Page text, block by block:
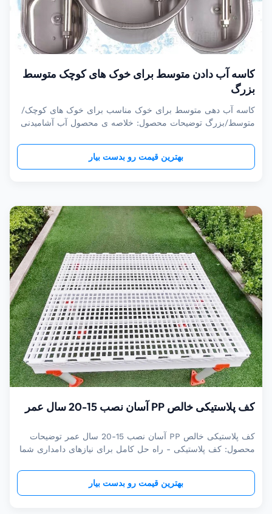
کاسه آب دادن متوسط برای خوک های کوچک متوسط
بزرگ
کاسه آب دهی متوسط برای خوک مناسب برای خوک های کوچک/
متوسط/بزرگ توضیحات محصول: خلاصه ی محصول آب آشامیدنی
است ساخته شده از فولاد ضد زنگ با کیفیت بالااین کاسه آب دادن
خود طراحی شده برای ارائه یک راه حل قابل اعتماد و پایدار برای
بهترین قیمت رو بدست بیار
کف پلاستیکی خالص PP آسان نصب 15-20 سال عمر
کف پلاستیکی خالص PP آسان نصب 15-20 سال عمر توضیحات
محصول: کف پلاستیکی - راه حل کامل برای نیازهای دامداری شما
ارائه راحتی و بهداشت بهینه برای دام شما ساخته شده از مواد
پلاستیکی با کیفیت بالاکف شلوار ما راه حل کامل برای خوک
بهترین قیمت رو بدست بیار